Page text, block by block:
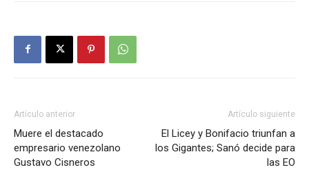
Artículo anterior
Muere el destacado
empresario venezolano
Gustavo Cisneros
Artículo siguiente
El Licey y Bonifacio triunfan a
los Gigantes; Sanó decide para
las EO